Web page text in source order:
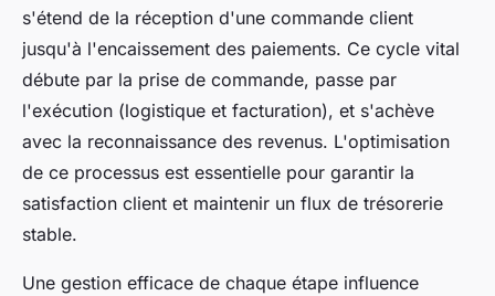
s'étend de la réception d'une commande client
jusqu'à l'encaissement des paiements. Ce cycle vital
débute par la prise de commande, passe par
l'exécution (logistique et facturation), et s'achève
avec la reconnaissance des revenus. L'optimisation
de ce processus est essentielle pour garantir la
satisfaction client et maintenir un flux de trésorerie
stable.
Une gestion efficace de chaque étape influence